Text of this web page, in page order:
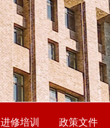
进修培训 政策文件